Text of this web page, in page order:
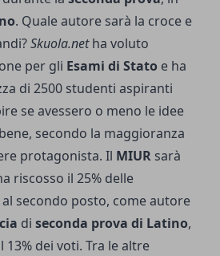
. Quale autore sarà la croce e
Skuola.netha voluto
per gli Esami di Stato e ha
di 2500 studenti aspiranti
se avessero o meno le idee
secondo la maggioranza
protagonista. Il MIUR sarà
riscosso il 25% delle
secondo posto, come autore
di seconda prova di Latino,
13% dei voti. Tra le altre